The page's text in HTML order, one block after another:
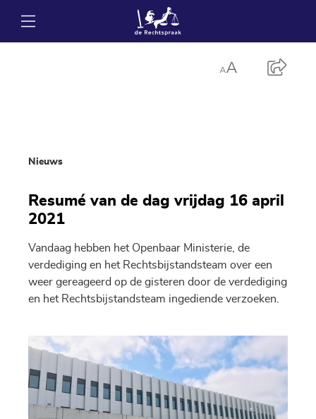
Nieuws
Resumé van de dag vrijdag 16 april
2021
Vandaag hebben het Openbaar Ministerie, de
verdediging en het Rechtsbijstandsteam over een
weer gereageerd op de gisteren door de verdediging
en het Rechtsbijstandsteam ingediende verzoeken.